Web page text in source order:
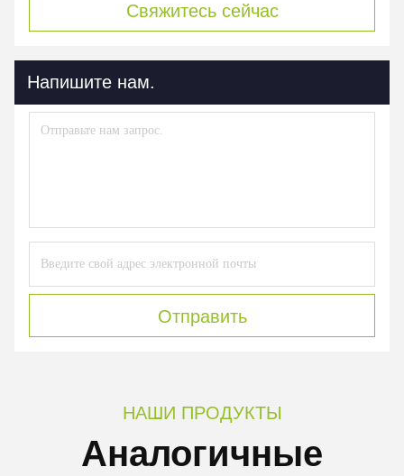
Свяжитесь сейчас
Напишите нам.
Отправить
НАШИ ПРОДУКТЫ
Аналогичные